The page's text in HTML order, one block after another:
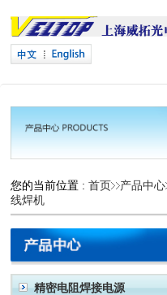
您的当前位置 :首页 产品中心
线焊机
精密电阻焊接电源